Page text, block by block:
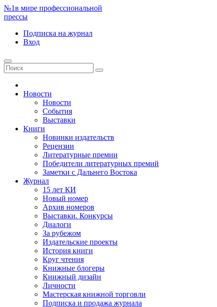
№1в мире профессиональной
прессы
Подписка на журнал
Вход
Новости
Новости
События
Выставки
Книги
Новинки издательств
Рецензии
Литературные премии
Победители литературных премий
Заметки с Дальнего Востока
Журнал
15 лет КИ
Новый номер
Архив номеров
Выставки. Конкурсы
Диалоги
За рубежом
Издательские проекты
История книги
Круг чтения
Книжные блогеры
Книжный дизайн
Личности
Мастерская книжной торговли
Подписка и продажа журнала